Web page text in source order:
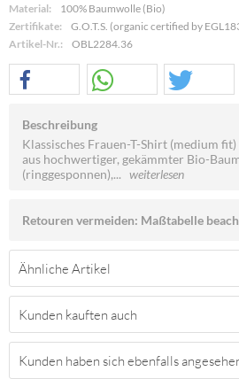
Material:
100% Baumwolle (Bio)
Zertifikate:
G.O.T.S. (organic certified by
Artikel-Nr.:
OBL2284.36
Beschreibung
Klassisches Frauen-T-Shirt (medium
aus hochwertiger, gekämmter Bio-
(ringgesponnen),... weiterlesen
Retouren vermeiden: Maßtabelle
Ähnliche Artikel
Kunden kauften auch
Kunden haben sich ebenfalls